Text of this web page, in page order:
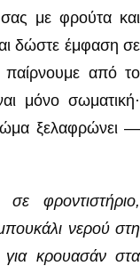
με φρούτα και
δώστε έμφαση σε
παίρνουμε από το
μόνο σωματική·
ξελαφρώνει —
φροντιστήριο,
νερού στη
για κρουασάν στα